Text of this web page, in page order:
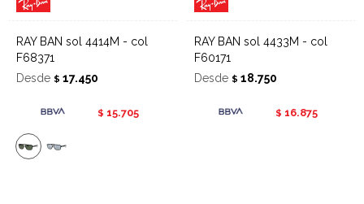
RAY BAN sol 4414M - col
F68371
Desde $ 17.450
$ 15.705
RAY BAN sol 4433M - col
F60171
Desde $ 18.750
$ 16.875